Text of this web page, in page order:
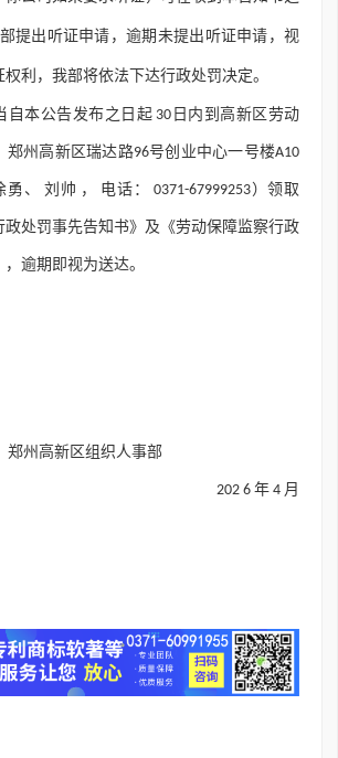
提出听证申请，逾期未提出听证申请，视
利，我部将依法下达行政处罚决定。
自本公告发布之日起 30日内到高新区劳动
郑州高新区瑞达路96号创业中心一号楼A10
、 刘帅 ， 电话： 0371-67999253）领取
政处罚事先告知书》及《劳动保障监察行政
逾期即视为送达。
组织人事部
6 年 4 月